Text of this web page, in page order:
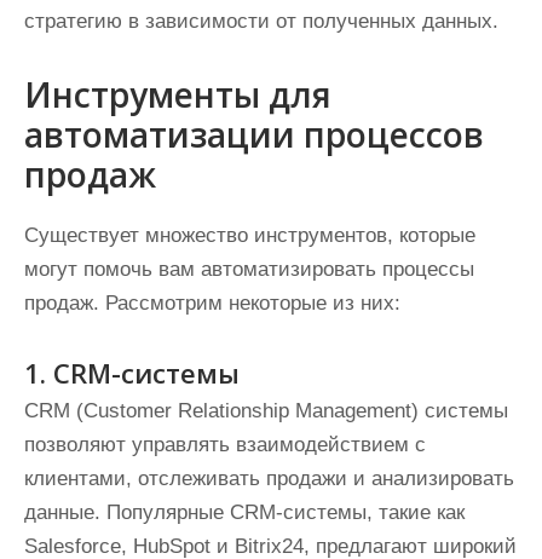
стратегию в зависимости от полученных данных.
Инструменты для
автоматизации процессов
продаж
Существует множество инструментов, которые
могут помочь вам автоматизировать процессы
продаж. Рассмотрим некоторые из них:
1. CRM-системы
CRM (Customer Relationship Management) системы
позволяют управлять взаимодействием с
клиентами, отслеживать продажи и анализировать
данные. Популярные CRM-системы, такие как
Salesforce, HubSpot и Bitrix24, предлагают широкий